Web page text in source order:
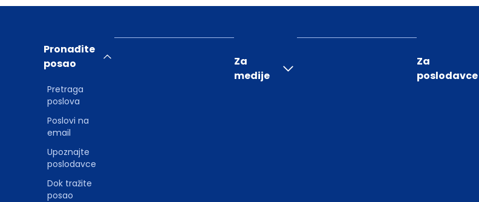
Pronađite
posao
Pretraga
poslova
Poslovi na
email
Upoznajte
poslodavce
Dok tražite
posao
Za
medije
Za
poslodavce